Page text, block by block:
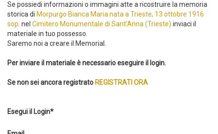
Se possiedi informazioni o immagini atte a ricostruire la memoria
storica di Morpurgo Bianca Maria nata a Trieste, 13 ottobre 1916
sop. nel Cimitero Monumentale di Sant'Anna (Trieste) inviaci il
materiale in tuo possesso.
Saremo noi a creare il Memorial.
Per inviare il materiale è necessario eseguire il login.
Se non sei ancora registrato REGISTRATI ORA
Esegui il Login*